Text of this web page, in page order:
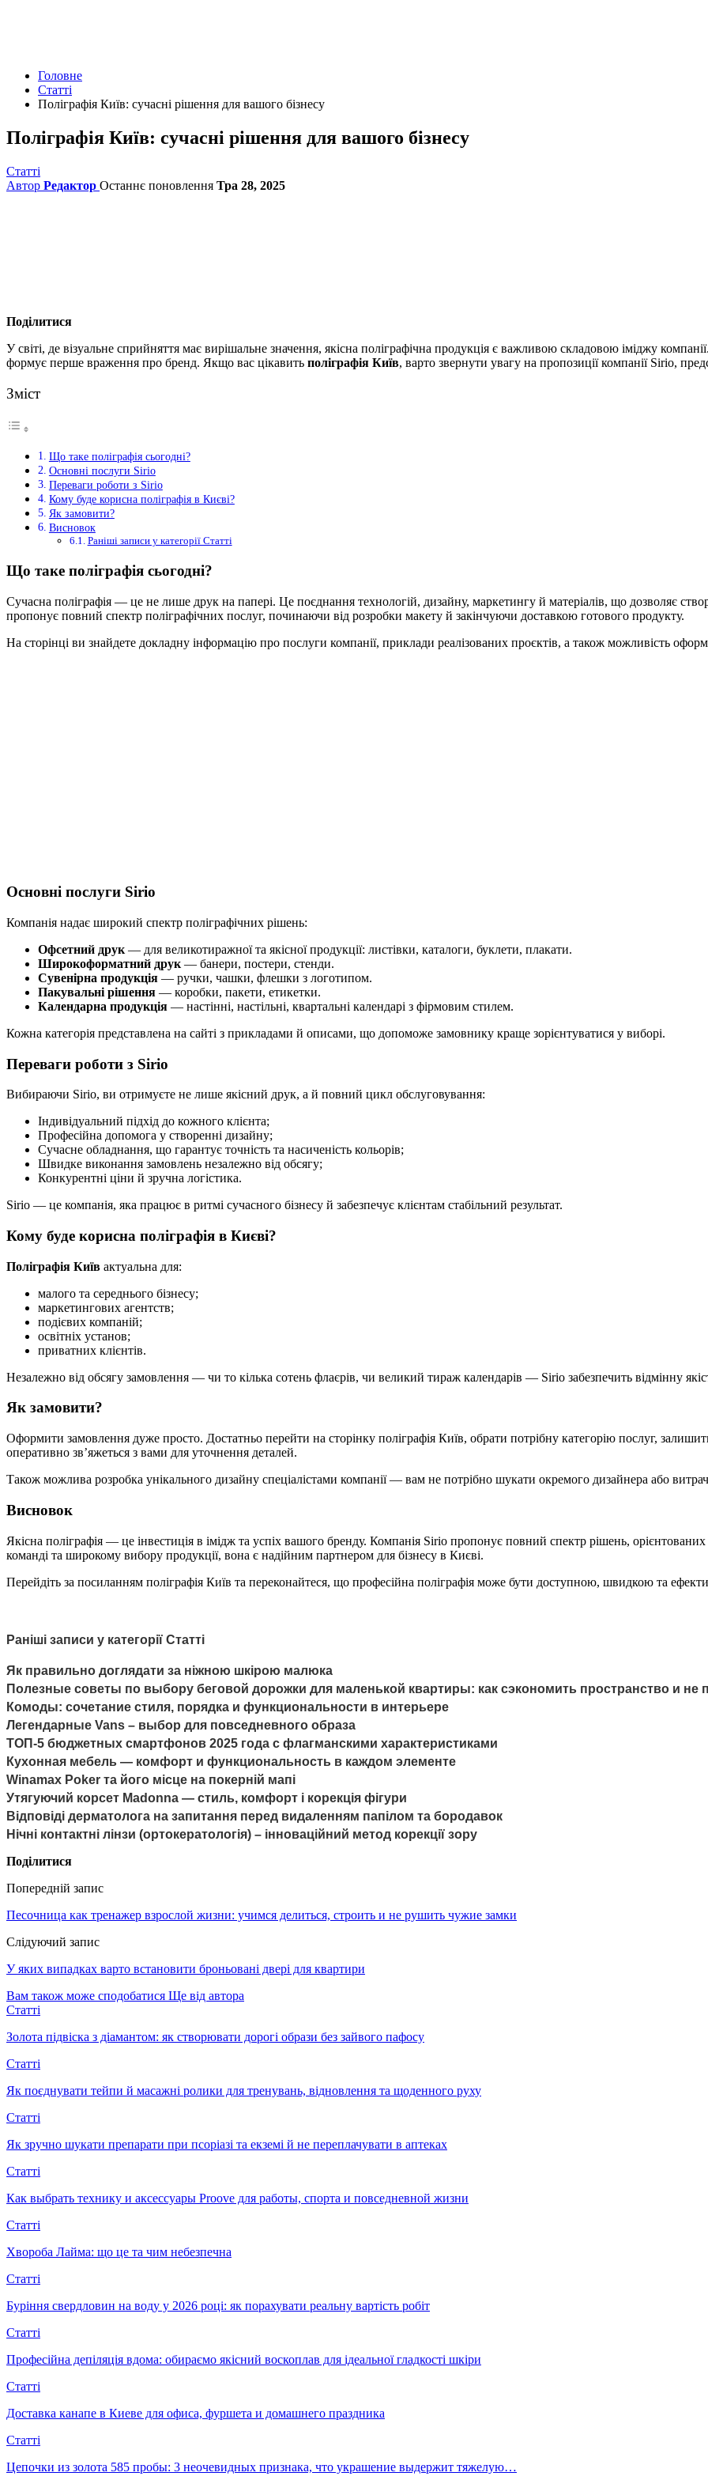
Головне
Статті
Поліграфія Київ: сучасні рішення для вашого бізнесу
Поліграфія Київ: сучасні рішення для вашого бізнесу
Статті
Автор Редактор Останнє поновлення Тра 28, 2025
Поділитися
У світі, де візуальне сприйняття має вирішальне значення, якісна поліграфічна продукція є важливою складовою іміджу
формує перше враження про бренд. Якщо вас цікавить поліграфія Київ, варто звернути увагу на пропозиції компанії Sirio,
Зміст
Що таке поліграфія сьогодні?
Основні послуги Sirio
Переваги роботи з Sirio
Кому буде корисна поліграфія в Києві?
Як замовити?
Висновок
Раніші записи у категорії Статті
Що таке поліграфія сьогодні?
Сучасна поліграфія — це не лише друк на папері. Це поєднання технологій, дизайну, маркетингу й матеріалів, що дозволяє
пропонує повний спектр поліграфічних послуг, починаючи від розробки макету й закінчуючи доставкою готового продукту.
На сторінці ви знайдете докладну інформацію про послуги компанії, приклади реалізованих проєктів, а також можливість
Основні послуги Sirio
Компанія надає широкий спектр поліграфічних рішень:
Офсетний друк — для великотиражної та якісної продукції: листівки, каталоги, буклети, плакати.
Широкоформатний друк — банери, постери, стенди.
Сувенірна продукція — ручки, чашки, флешки з логотипом.
Пакувальні рішення — коробки, пакети, етикетки.
Календарна продукція — настінні, настільні, квартальні календарі з фірмовим стилем.
Кожна категорія представлена на сайті з прикладами й описами, що допоможе замовнику краще зорієнтуватися у виборі.
Переваги роботи з Sirio
Вибираючи Sirio, ви отримуєте не лише якісний друк, а й повний цикл обслуговування:
Індивідуальний підхід до кожного клієнта;
Професійна допомога у створенні дизайну;
Сучасне обладнання, що гарантує точність та насиченість кольорів;
Швидке виконання замовлень незалежно від обсягу;
Конкурентні ціни й зручна логістика.
Sirio — це компанія, яка працює в ритмі сучасного бізнесу й забезпечує клієнтам стабільний результат.
Кому буде корисна поліграфія в Києві?
Поліграфія Київ актуальна для:
малого та середнього бізнесу;
маркетингових агентств;
подієвих компаній;
освітніх установ;
приватних клієнтів.
Незалежно від обсягу замовлення — чи то кілька сотень флаєрів, чи великий тираж календарів — Sirio забезпечить відмінну
Як замовити?
Оформити замовлення дуже просто. Достатньо перейти на сторінку поліграфія Київ, обрати потрібну категорію послуг,
оперативно зв’яжеться з вами для уточнення деталей.
Також можлива розробка унікального дизайну спеціалістами компанії — вам не потрібно шукати окремого дизайнера або
Висновок
Якісна поліграфія — це інвестиція в імідж та успіх вашого бренду. Компанія Sirio пропонує повний спектр рішень,
команді та широкому вибору продукції, вона є надійним партнером для бізнесу в Києві.
Перейдіть за посиланням поліграфія Київ та переконайтеся, що професійна поліграфія може бути доступною, швидкою та
Раніші записи у категорії Статті
Як правильно доглядати за ніжною шкірою малюка
Полезные советы по выбору беговой дорожки для маленькой квартиры: как сэкономить пространство и не
Комоды: сочетание стиля, порядка и функциональности в интерьере
Легендарные Vans – выбор для повседневного образа
ТОП-5 бюджетных смартфонов 2025 года с флагманскими характеристиками
Кухонная мебель — комфорт и функциональность в каждом элементе
Winamax Poker та його місце на покерній мапі
Утягуючий корсет Madonna — стиль, комфорт і корекція фігури
Відповіді дерматолога на запитання перед видаленням папілом та бородавок
Нічні контактні лінзи (ортокератологія) – інноваційний метод корекції зору
Поділитися
Попередній запис
Песочница как тренажер взрослой жизни: учимся делиться, строить и не рушить чужие замки
Слідуючий запис
У яких випадках варто встановити броньовані двері для квартири
Вам також може сподобатися Ще від автора
Статті
Золота підвіска з діамантом: як створювати дорогі образи без зайвого пафосу
Статті
Як поєднувати тейпи й масажні ролики для тренувань, відновлення та щоденного руху
Статті
Як зручно шукати препарати при псоріазі та екземі й не переплачувати в аптеках
Статті
Как выбрать технику и аксессуары Proove для работы, спорта и повседневной жизни
Статті
Хвороба Лайма: що це та чим небезпечна
Статті
Буріння свердловин на воду у 2026 році: як порахувати реальну вартість робіт
Статті
Професійна депіляція вдома: обираємо якісний воскоплав для ідеальної гладкості шкіри
Статті
Доставка канапе в Киеве для офиса, фуршета и домашнего праздника
Статті
Цепочки из золота 585 пробы: 3 неочевидных признака, что украшение выдержит тяжелую…